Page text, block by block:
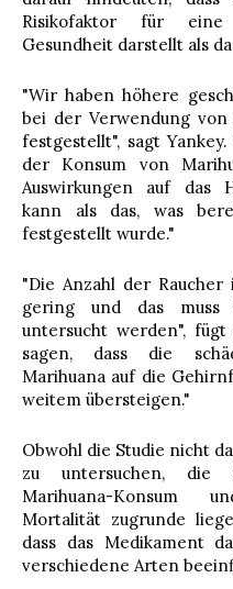
Risikofaktor für eine
Gesundheit darstellt als
"Wir haben höhere
bei der Verwendung von
festgestellt", sagt
der Konsum von
Auswirkungen auf das
kann als das, was
festgestellt wurde."
"Die Anzahl der
gering und das
untersucht werden",
sagen, dass die
Marihuana auf die
weitem übersteigen."
Obwohl die Studie nicht
zu untersuchen, die
Marihuana-Konsum
Mortalität zugrunde
dass das Medikament
verschiedene Arten